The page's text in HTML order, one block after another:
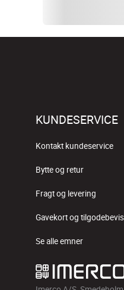
KUNDESERVICE
Kontakt kundeservice
Bytte og retur
Fragt og levering
Gavekort og
Se alle emner